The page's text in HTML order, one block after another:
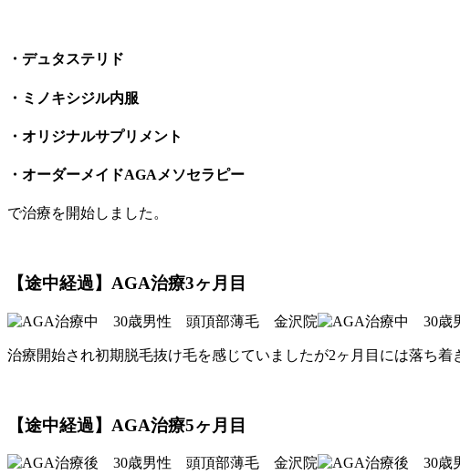
・デュタステリド
・ミノキシジル内服
・オリジナルサプリメント
・オーダーメイドAGAメソセラピー
で治療を開始しました。
【途中経過】AGA治療3ヶ月目
治療開始され初期脱毛抜け毛を感じていましたが2ヶ月目には落ち
【途中経過】AGA治療5ヶ月目